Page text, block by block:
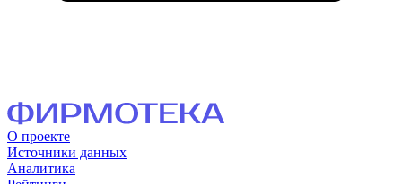
О проекте
Источники данных
Аналитика